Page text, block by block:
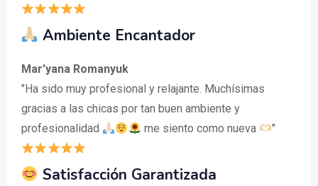
Ambiente Encantador
Mar’yana Romanyuk
"Ha sido muy profesional y relajante. Muchísimas
gracias a las chicas por tan buen ambiente y
profesionalidad
me siento como nueva "
Satisfacción Garantizada